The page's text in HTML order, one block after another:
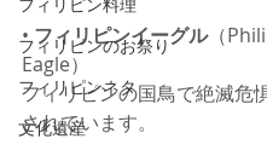
フィリピンのお祭り
フィリピンネタ
文化遺産
• フィリピンイーグル（
Eagle）
フィリピンの国鳥で絶滅危
されています。